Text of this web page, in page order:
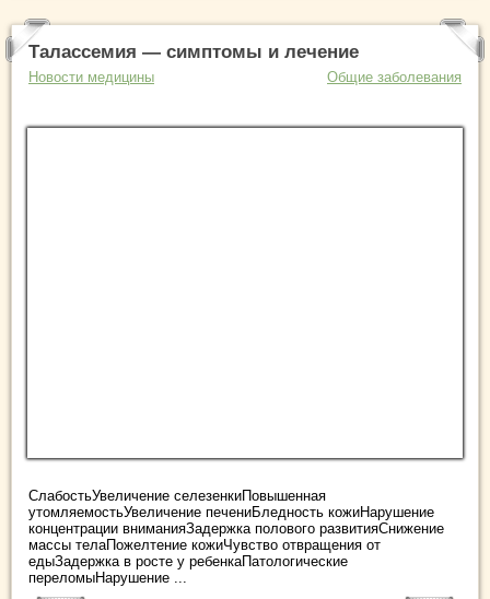
Талассемия — симптомы и лечение
Новости медицины Общие заболевания
СлабостьУвеличение селезенкиПовышенная
утомляемостьУвеличение печениБледность кожиНарушение
концентрации вниманияЗадержка полового развитияСнижение
массы телаПожелтение кожиЧувство отвращения от
едыЗадержка в росте у ребенкаПатологические
переломыНарушение ...